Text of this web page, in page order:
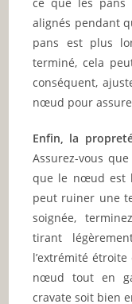
alignés pendant
pans est plus
terminé, cela
conséquent,
nœud pour
Enfin, la
Assurez-vous
que le nœud est
peut ruiner une
soignée,
tirant
l’extrémité
nœud tout en
cravate soit bien